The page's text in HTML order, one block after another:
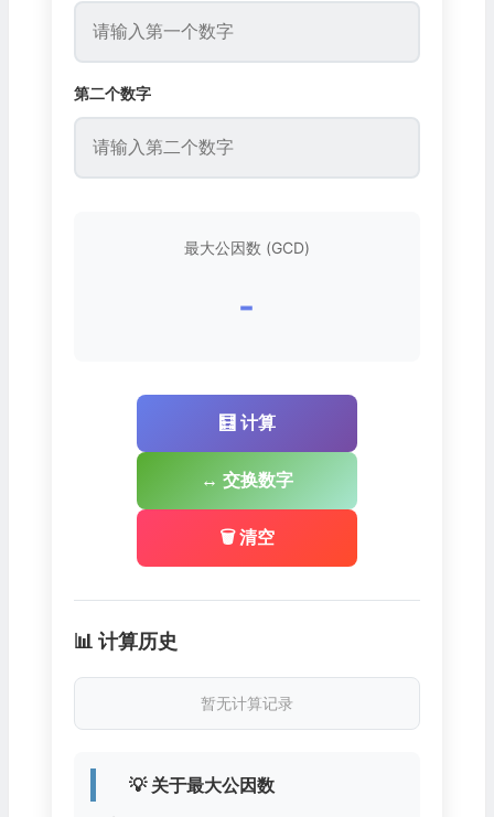
第二个数字
最大公因数 (GCD)
-
🧮 计算
↔️ 交换数字
🗑️ 清空
📊 计算历史
暂无计算记录
💡 关于最大公因数